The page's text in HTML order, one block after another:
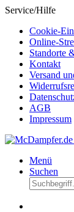
Service/Hilfe
Cookie-
Online-
Standorte
Kontakt
Versand
AGB
Impressum
Menü
Suchen